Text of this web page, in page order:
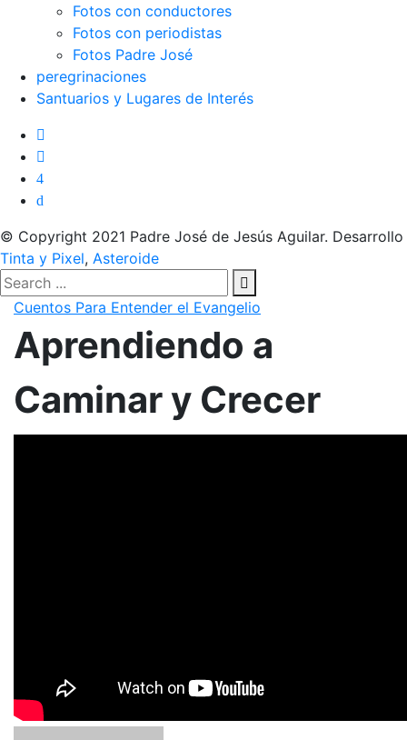
Fotos con conductores
Fotos con periodistas
Fotos Padre José
peregrinaciones
Santuarios y Lugares de Interés
© Copyright 2021 Padre José de Jesús Aguilar. Desarrollo
Tinta y Pixel, Asteroide
Cuentos Para Entender el Evangelio
Aprendiendo a
Caminar y Crecer